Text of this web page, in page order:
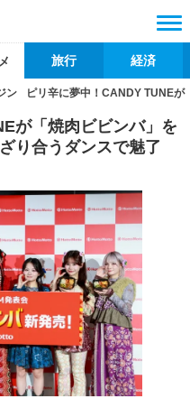
旅行 経済
ン ピリ辛に夢中！CANDY TUNE
が「焼肉ビビンバ」を
り合うダンスで魅了